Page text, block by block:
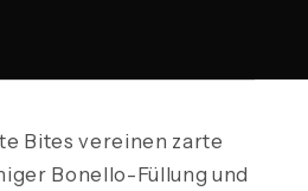
Bites vereinen zarte
Bonello-Füllung und